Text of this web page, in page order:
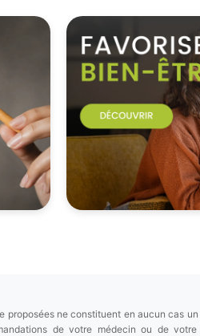
proposées ne constituent en aucun cas
de votre médecin ou de